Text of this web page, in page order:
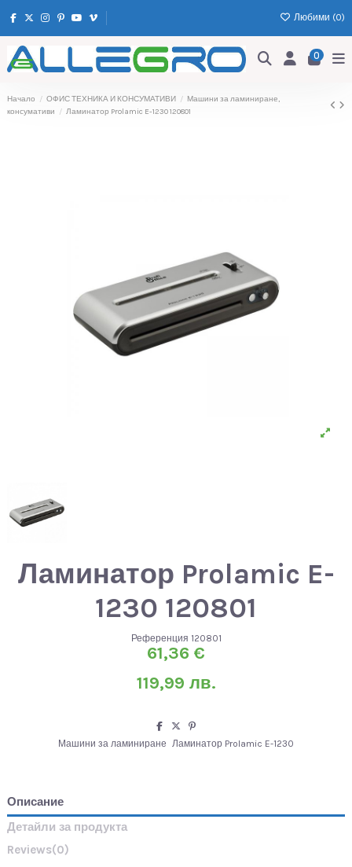
Любими (0)
0
Начало ОФИС ТЕХНИКА И КОНСУМАТИВИ
Машини за ламиниране,
консумативи
Ламинатор Prolamic E-1230 120801
Ламинатор Prolamic E-
1230 120801
Референция 120801
61,36 €
119,99 лв.
Машини за ламиниране Ламинатор Prolamic E-1230
Описание
Детайли за продукта
Reviews(0)